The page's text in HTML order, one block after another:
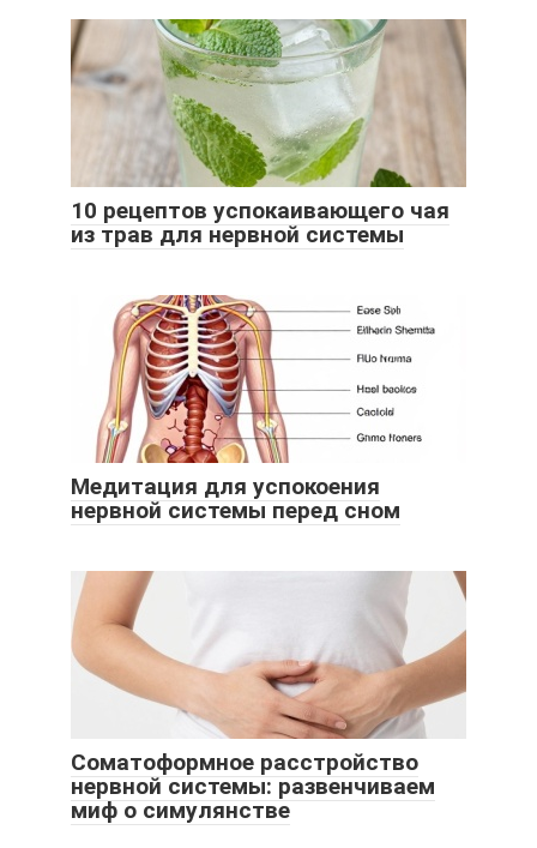
10 рецептов успокаивающего чая
из трав для нервной системы
Медитация для успокоения
нервной системы перед сном
Соматоформное расстройство
нервной системы: развенчиваем
миф о симулянстве